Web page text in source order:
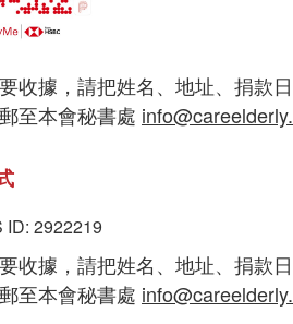
收據，請把姓名、地址、捐款
至本會秘書處
ID: 2922219
收據，請把姓名、地址、捐款
至本會秘書處